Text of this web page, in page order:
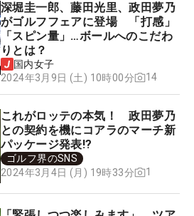
深堀圭一郎、藤田光里、政田夢乃
がゴルフフェアに登場 「打感」
「スピン量」…ボールへのこだわ
りとは？
国内女子
2024年3月9日 (土) 10時00分
14
これがロッテの本気！ 政田夢乃
との契約を機にコアラのマーチ新
パッケージ発表!?
ゴルフ界のSNS
2024年3月4日 (月) 19時33分
1